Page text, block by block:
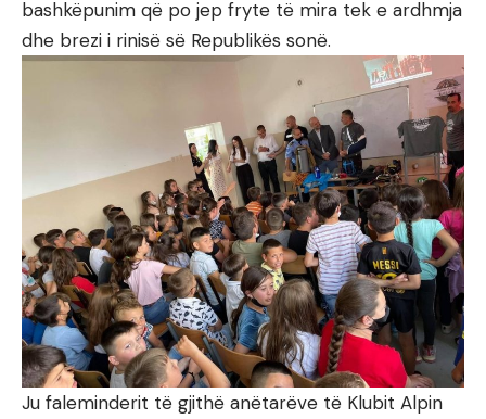
bashkëpunim që po jep fryte të mira tek e ardhmja
dhe brezi i rinisë së Republikës sonë.
Ju faleminderit të gjithë anëtarëve të Klubit Alpin